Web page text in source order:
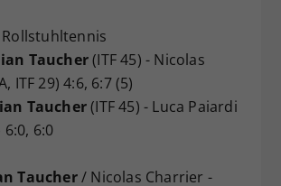
Rollstuhltennis
Taucher(ITF 45) - Nicolas
ITF 29) 4:6, 6:7 (5)
Taucher(ITF 45) - Luca Paiardi
6:0, 6:0
Taucher/ Nicolas Charrier -